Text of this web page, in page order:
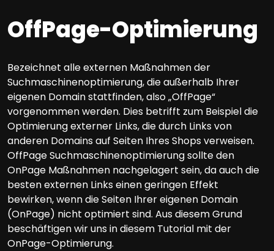
OffPage-Optimierung
Bezeichnet alle externen Maßnahmen der
Suchmaschinenoptimierung, die außerhalb Ihrer
eigenen Domain stattfinden, also „OffPage“
vorgenommen werden. Dies betrifft zum Beispiel die
Optimierung externer Links, die durch Links von
anderen Domains auf Seiten Ihres Shops verweisen.
OffPage Suchmaschinenoptimierung sollte den
OnPage Maßnahmen nachgelagert sein, da auch die
besten externen Links einen geringen Effekt
bewirken, wenn die Seiten Ihrer eigenen Domain
(OnPage) nicht optimiert sind. Aus diesem Grund
beschäftigen wir uns in diesem Tutorial mit der
OnPage-Optimierung.